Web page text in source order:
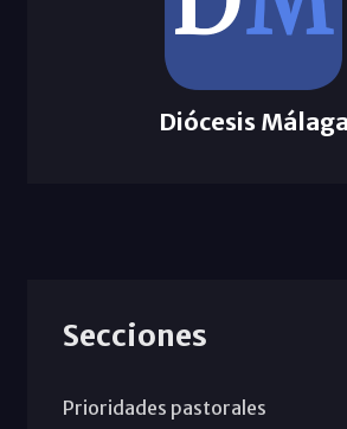
Diócesis Málaga
Secciones
Prioridades pastorales